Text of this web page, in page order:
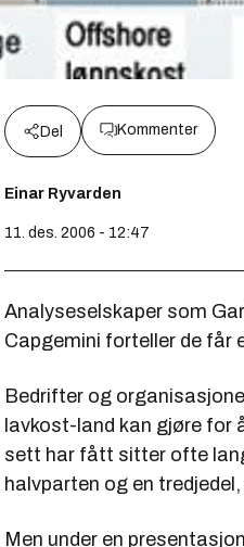
Del Kommenter
Einar Ryvarden
11. des. 2006 - 12:47
Analyseselskaper som
Capgemini forteller de får
Bedrifter og
lavkost-land kan gjøre for
sett har fått sitter ofte
halvparten og en
Men under en